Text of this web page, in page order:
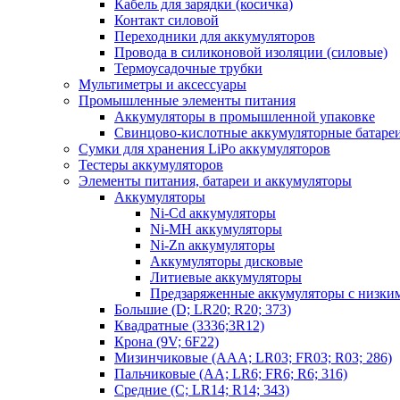
Кабель для зарядки (косичка)
Контакт силовой
Переходники для аккумуляторов
Провода в силиконовой изоляции (силовые)
Термоусадочные трубки
Мультиметры и аксессуары
Промышленные элементы питания
Аккумуляторы в промышленной упаковке
Свинцово-кислотные аккумуляторные
Сумки для хранения LiPo аккумуляторов
Тестеры аккумуляторов
Элементы питания, батареи и аккумуляторы
Аккумуляторы
Ni-Cd аккумуляторы
Ni-MH аккумуляторы
Ni-Zn аккумуляторы
Аккумуляторы дисковые
Литиевые аккумуляторы
Предзаряженные аккумуляторы с
Большие (D; LR20; R20; 373)
Квадратные (3336;3R12)
Крона (9V; 6F22)
Мизинчиковые (AAA; LR03; FR03; R03; 286)
Пальчиковые (AA; LR6; FR6; R6; 316)
Средние (C; LR14; R14; 343)